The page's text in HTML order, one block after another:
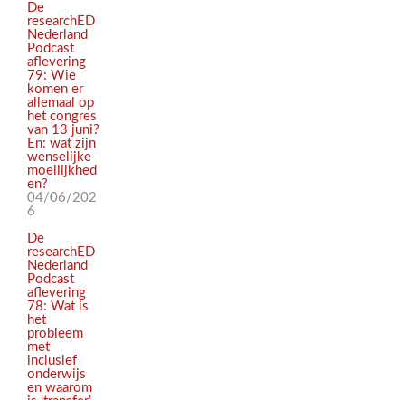
De
researchED
Nederland
Podcast
aflevering
79: Wie
komen er
allemaal op
het congres
van 13 juni?
En: wat zijn
wenselijke
moeilijkhed
en?
04/06/202
6
De
researchED
Nederland
Podcast
aflevering
78: Wat is
het
probleem
met
inclusief
onderwijs
en waarom